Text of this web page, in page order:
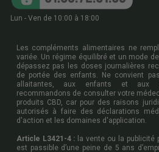
Lun - Ven de 10:00 à 18:00
Les compléments alimentaires ne
variée. Un régime équilibré et un mode
dépassez pas les doses journalières
de portée des enfants. Ne convient
allaitantes, aux enfants et aux
recommandons de consulter votre
produits CBD, car pour des raisons
autorisés à faire des déclarations
d'action et les domaines d'application.
Article L3421-4 : la vente ou la publicité
est passible d’une peine de 5 ans